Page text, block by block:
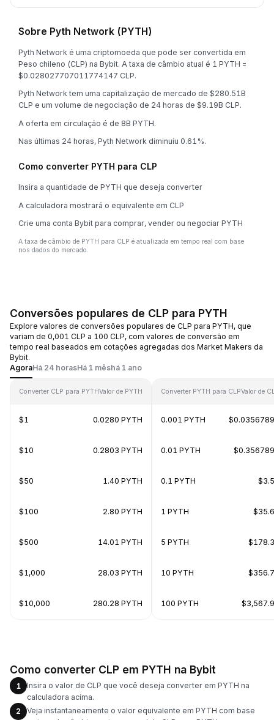
Sobre Pyth Network (PYTH)
Pyth Network é uma criptomoeda que pode ser convertida em
Peso chileno (CLP) na Bybit. A taxa de câmbio atual é 1 PYTH =
$0.028027707011774147 CLP.
Pyth Network tem uma capitalização de mercado de $280.51B
CLP e um volume de negociação de 24 horas de $9.19B CLP.
A oferta em circulação é de 8B PYTH.
Nas últimas 24 horas, Pyth Network diminuiu 0.61%.
Como converter PYTH para CLP
Insira a quantidade de PYTH que deseja converter
A calculadora mostrará o equivalente em CLP
Crie uma conta Bybit para comprar, vender ou negociar PYTH
A taxa de câmbio de PYTH para CLP é atualizada em tempo real com base
nos dados do mercado.
Conversões populares de CLP para PYTH
Explore valores de conversões populares de CLP para PYTH, que
variam de 0,001 CLP a 100 CLP, com valores de conversão em
tempo real baseados em cotações agregadas dos Market Makers da
Bybit.
AgoraHá 24 horasHá 1 mêshá 1 ano
Converter CLP para PYTHValor de PYTH
$1 0.0280 PYTH
$10 0.2803 PYTH
$50 1.40 PYTH
$100 2.80 PYTH
$500 14.01 PYTH
$1,000 28.03 PYTH
$10,000 280.28 PYTH
Converter PYTH para CLPValor de
0.001 PYTH
0.01 PYTH
0.1 PYTH
1 PYTH
5 PYTH
10 PYTH
100 PYTH
Como converter CLP em PYTH na Bybit
1
Insira o valor de CLP que você deseja converter em PYTH na
calculadora acima.
2
Veja instantaneamente o valor equivalente em PYTH com base